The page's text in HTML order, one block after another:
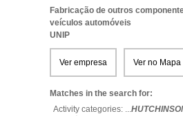
Fabricação de outros
veículos automóveis
UNIP
Ver empresa Ver no Mapa
Matches in the search for:
Activity categories: ...